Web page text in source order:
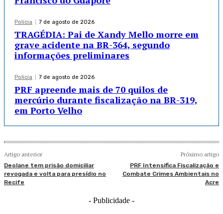
Policia 7 de agosto de 2026
TRAGÉDIA: Pai de Xandy Mello morre em
grave acidente na BR-364, segundo
informações preliminares
Policia 7 de agosto de 2026
PRF apreende mais de 70 quilos de
mercúrio durante fiscalização na BR-319,
em Porto Velho
Artigo anterior
Deolane tem prisão domiciliar
revogada e volta para presídio no
Recife
Próximo artigo
PRF Intensifica Fiscalização e
Combate Crimes Ambientais no
Acre
- Publicidade -